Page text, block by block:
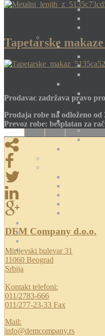
Tapetarske
Prodavac zadržava pravo
Prodaja robe na odloženo od
Prevoz robe: besplatan za
DEM Company d.o.o.
Mirijevski bulevar 31
11060 Beograd
Srbija
Kontakt telefoni:
011/2783-666
011/277-23-33 Fax
Mail:
info@demcompany.rs